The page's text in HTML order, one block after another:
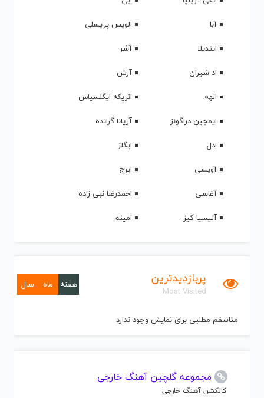
آبا
الویس پریسلی
ایندیلا
آشر
اد شیران
آرش
الهه
انریکه ایگلسیاس
ایمجین دراگونز
آریانا گرانده
ادل
ایگلز
آویسی
ایرج
آغاسی
احمدرضا نبی زاده
آلیسیا کیز
امینم
پربازدیدترین
Most Visited
هفته ماه سال
متاسفم مطلبی برای نمایش وجود ندارد
مجموعه گلچین آهنگ خارجی
کالکشن آهنگ خارجی